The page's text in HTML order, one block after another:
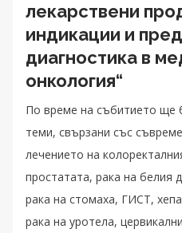
лекарствени
индикации и
диагностика в
онкология“
По време на събитието ще
теми, свързани със
лечението на
простатата, рака на белия
рака на стомаха, ГИСТ,
рака на уротела,